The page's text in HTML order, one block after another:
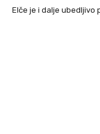
Elče je i dalje ubedljivo